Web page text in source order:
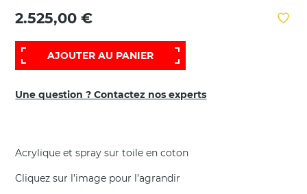
2.525,00 €
AJOUTER AU PANIER
Une question ? Contactez nos experts
Acrylique et spray sur toile en coton
Cliquez sur l’image pour l’agrandir